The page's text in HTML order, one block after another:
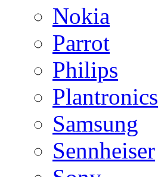
Nokia
Parrot
Philips
Plantronics
Samsung
Sennheiser